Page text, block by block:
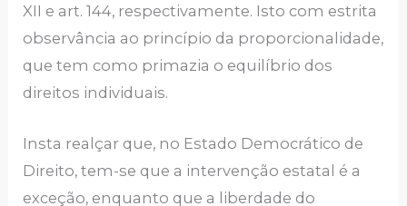
XII e art. 144, respectivamente. Isto com estrita
observância ao princípio da proporcionalidade,
que tem como primazia o equilíbrio dos
direitos individuais.
Insta realçar que, no Estado Democrático de
Direito, tem-se que a intervenção estatal é a
exceção, enquanto que a liberdade do